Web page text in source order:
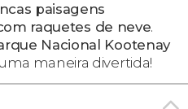
paisagens
raquetes de neve.
Nacional Kootenay
maneira divertida!